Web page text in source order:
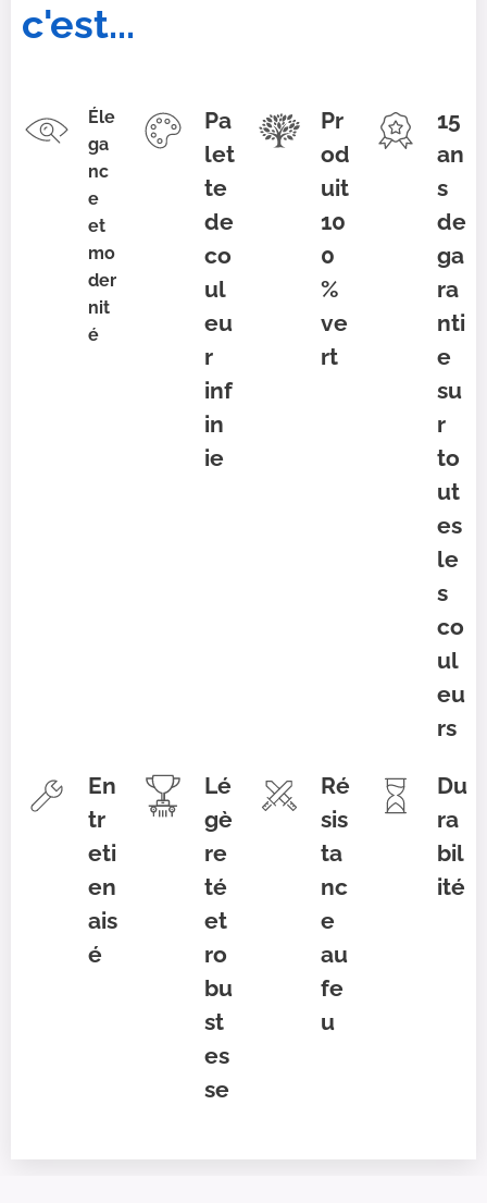
c'est...
Éle
ga
nc
e
et
mo
der
nit
é
Pa
let
te
de
co
ul
eu
r
inf
in
ie
Pr
od
uit
10
0
%
ve
rt
15
an
s
de
ga
ra
nti
e
su
r
to
ut
es
le
s
co
ul
eu
rs
En
tr
eti
en
ais
é
Lé
gè
re
té
et
ro
bu
st
es
se
Ré
sis
ta
nc
e
au
fe
u
Du
ra
bil
ité